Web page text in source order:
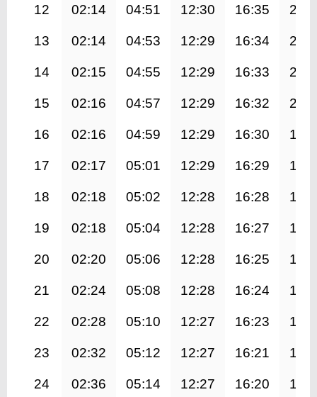
12 02:14 04:51 12:30 16:35
13 02:14 04:53 12:29 16:34
14 02:15 04:55 12:29 16:33
15 02:16 04:57 12:29 16:32
16 02:16 04:59 12:29 16:30
17 02:17 05:01 12:29 16:29
18 02:18 05:02 12:28 16:28
19 02:18 05:04 12:28 16:27
20 02:20 05:06 12:28 16:25
21 02:24 05:08 12:28 16:24
22 02:28 05:10 12:27 16:23
23 02:32 05:12 12:27 16:21
24 02:36 05:14 12:27 16:20